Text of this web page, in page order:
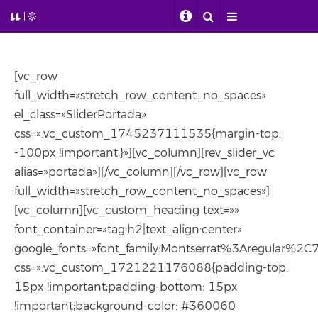
[vc_row
full_width=»stretch_row_content_no_spaces»
el_class=»SliderPortada»
css=».vc_custom_1745237111535{margin-top:
-100px !important;}»][vc_column][rev_slider_vc
alias=»portada»][/vc_column][/vc_row][vc_row
full_width=»stretch_row_content_no_spaces»]
[vc_column][vc_custom_heading text=»»
font_container=»tag:h2|text_align:center»
css=».vc_custom_1721221176088{padding-top:
15px !important;padding-bottom: 15px
!important;background-color: #360060